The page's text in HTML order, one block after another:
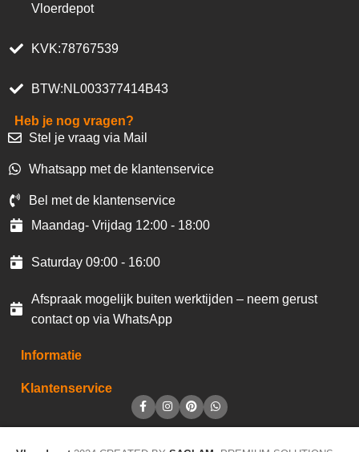
Vloerdepot
KVK:78767539
BTW:NL003377414B43
Heb je nog vragen?
Stel je vraag via Mail
Whatsapp met de klantenservice
Bel met de klantenservice
Maandag- Vrijdag 12:00 - 18:00
Saturday 09:00 - 16:00
Afspraak mogelijk buiten werktijden – neem gerust
contact op via WhatsApp
Informatie
Klantenservice